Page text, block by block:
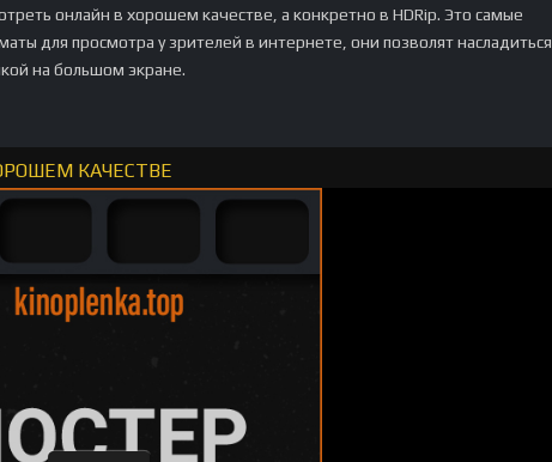
онлайн в хорошем качестве, а конкретно в HDRip. Это самые
для просмотра у зрителей в интернете, они позволят насладиться
на большом экране.
КАЧЕСТВЕ